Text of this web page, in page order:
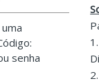
senha